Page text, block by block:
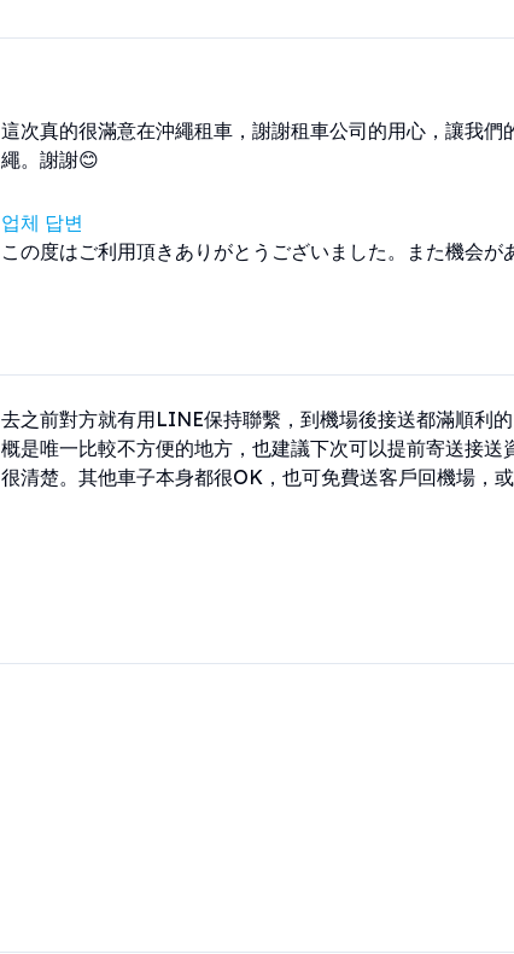
這次真的很滿意在沖繩租車，謝謝租車公司的用心，讓我
繩。謝謝😊
업체 답변
この度はご利用頂きありがとうございました。また機会が
去之前對方就有用LINE保持聯繫，到機場後接送都滿順利
概是唯一比較不方便的地方，也建議下次可以提前寄送接
很清楚。其他車子本身都很OK，也可免費送客戶回機場，